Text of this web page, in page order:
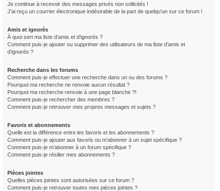
Je continue à recevoir des messages privés non sollicités !
J’ai reçu un courrier électronique indésirable de la part de quelqu’un sur ce forum !
Amis et ignorés
À quoi sert ma liste d’amis et d’ignorés ?
Comment puis-je ajouter ou supprimer des utilisateurs de ma liste d’amis et
d’ignorés ?
Recherche dans les forums
Comment puis-je effectuer une recherche dans un ou des forums ?
Pourquoi ma recherche ne renvoie aucun résultat ?
Pourquoi ma recherche renvoie à une page blanche ?!
Comment puis-je rechercher des membres ?
Comment puis-je retrouver mes propres messages et sujets ?
Favoris et abonnements
Quelle est la différence entre les favoris et les abonnements ?
Comment puis-je ajouter aux favoris ou m’abonner à un sujet spécifique ?
Comment puis-je m’abonner à un forum spécifique ?
Comment puis-je résilier mes abonnements ?
Pièces jointes
Quelles pièces jointes sont autorisées sur ce forum ?
Comment puis-je retrouver toutes mes pièces jointes ?